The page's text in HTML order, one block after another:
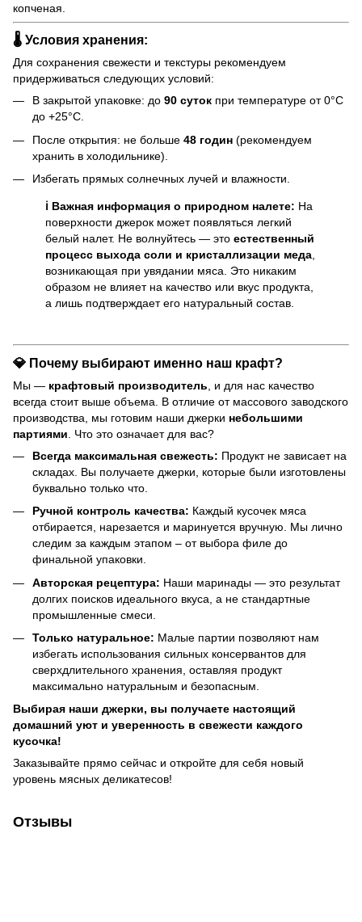
копченая.
🌡️ Условия хранения:
Для сохранения свежести и текстуры рекомендуем
придерживаться следующих условий:
В закрытой упаковке: до 90 суток при температуре от 0°C
до +25°C.
После открытия: не больше 48 годин (рекомендуем
хранить в холодильнике).
Избегать прямых солнечных лучей и влажности.
ℹ️ Важная информация о природном налете: На
поверхности джерок может появляться легкий
белый налет. Не волнуйтесь — это естественный
процесс выхода соли и кристаллизации меда
возникающая при увядании мяса. Это никаким
образом не влияет на качество или вкус продукта,
а лишь подтверждает его натуральный состав.
💎 Почему выбирают именно наш крафт?
Мы — крафтовый производитель , и для нас качество
всегда стоит выше объема. В отличие от массового заводского
производства, мы готовим наши джерки небольшими
партиями . Что это означает для вас?
Всегда максимальная свежесть: Продукт не зависает на
складах. Вы получаете джерки, которые были изготовлены
буквально только что.
Ручной контроль качества: Каждый кусочек мяса
отбирается, нарезается и маринуется вручную. Мы лично
следим за каждым этапом – от выбора филе до
финальной упаковки.
Авторская рецептура: Наши маринады — это результат
долгих поисков идеального вкуса, а не стандартные
промышленные смеси.
Только натуральное: Малые партии позволяют нам
избегать использования сильных консервантов для
сверхдлительного хранения, оставляя продукт
максимально натуральным и безопасным.
Выбирая наши джерки, вы получаете настоящий
домашний уют и уверенность в свежести каждого
кусочка!
Заказывайте прямо сейчас и откройте для себя новый
уровень мясных деликатесов!
Отзывы